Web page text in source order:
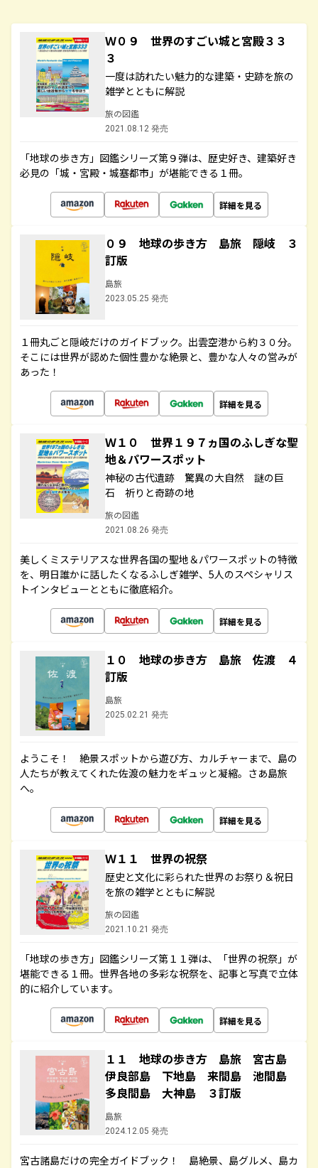
Ｗ０９ 世界のすごい城と宮殿３３
３
一度は訪れたい魅力的な建築・史跡を旅の
雑学とともに解説
旅の図鑑
2021.08.12 発売
「地球の歩き方」図鑑シリーズ第９弾は、歴史好き、建築好き
必見の「城・宮殿・城塞都市」が堪能できる１冊。
詳細を見る
０９ 地球の歩き方 島旅 隠岐 ３
訂版
島旅
2023.05.25 発売
１冊丸ごと隠岐だけのガイドブック。出雲空港から約３０分。
そこには世界が認めた個性豊かな絶景と、豊かな人々の営みが
あった！
詳細を見る
Ｗ１０ 世界１９７ヵ国のふしぎな聖
地＆パワースポット
神秘の古代遺跡 驚異の大自然 謎の巨
石 祈りと奇跡の地
旅の図鑑
2021.08.26 発売
美しくミステリアスな世界各国の聖地＆パワースポットの特徴
を、明日誰かに話したくなるふしぎ雑学、5人のスペシャリス
トインタビューとともに徹底紹介。
詳細を見る
１０ 地球の歩き方 島旅 佐渡 ４
訂版
島旅
2025.02.21 発売
ようこそ！ 絶景スポットから遊び方、カルチャーまで、島の
人たちが教えてくれた佐渡の魅力をギュッと凝縮。さあ島旅
へ。
詳細を見る
Ｗ１１ 世界の祝祭
歴史と文化に彩られた世界のお祭り＆祝日
を旅の雑学とともに解説
旅の図鑑
2021.10.21 発売
「地球の歩き方」図鑑シリーズ第１１弾は、「世界の祝祭」が
堪能できる１冊。世界各地の多彩な祝祭を、記事と写真で立体
的に紹介しています。
詳細を見る
１１ 地球の歩き方 島旅 宮古島
伊良部島 下地島 来間島 池間島
多良間島 大神島 ３訂版
島旅
2024.12.05 発売
宮古諸島だけの完全ガイドブック！ 島絶景、島グルメ、島カ